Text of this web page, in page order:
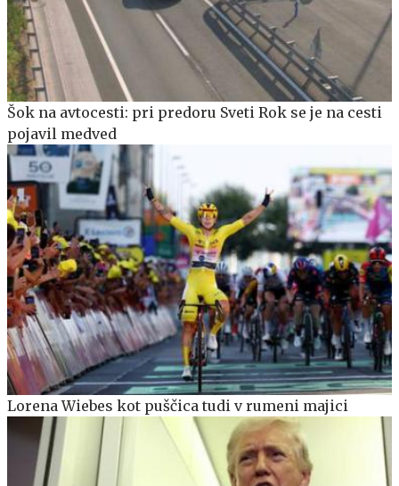
Šok na avtocesti: pri predoru Sveti Rok se je na cesti
pojavil medved
Lorena Wiebes kot puščica tudi v rumeni majici